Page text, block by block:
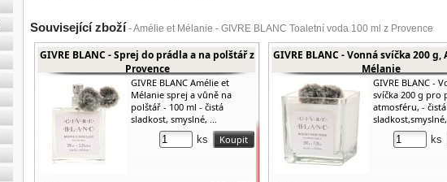
Související zboží - Amélie et Mélanie - GIVRE BLANC Toaletní voda 100 ml z Provence
GIVRE BLANC - Sprej do prádla a na polštář z
Provence
GIVRE BLANC Amélie et
Mélanie sprej a vůně na
polštář - 100 ml - čistá
sladkost, smyslné, ...
ks
GIVRE BLANC - Vonná svíčka 200
Mélanie
GIVRE BLANC -
svíčka 200 g pro
atmosféru, - čistá
ks